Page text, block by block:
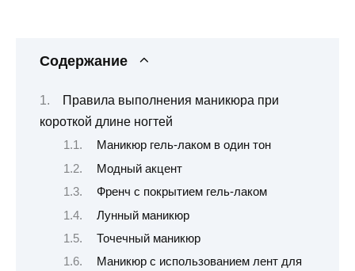
Содержание
Правила выполнения маникюра при
короткой длине ногтей
Маникюр гель-лаком в один тон
Модный акцент
Френч с покрытием гель-лаком
Лунный маникюр
Точечный маникюр
Маникюр с использованием лент для